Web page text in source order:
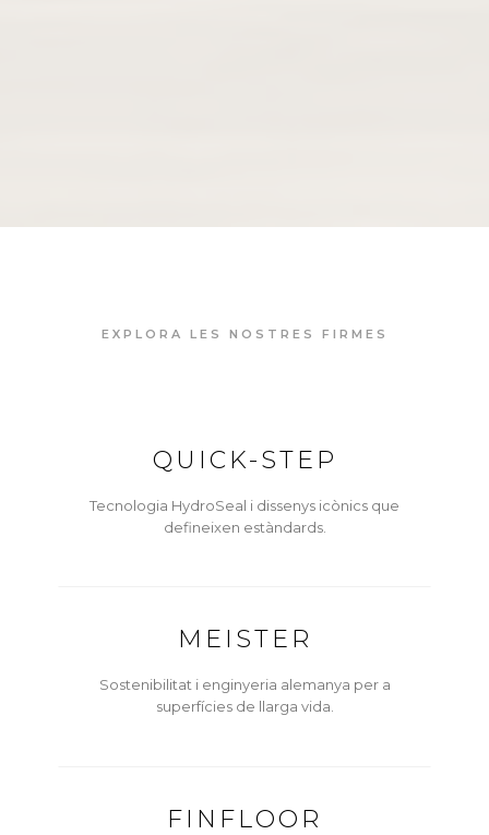
EXPLORA LES NOSTRES FIRMES
QUICK-STEP
Tecnologia HydroSeal i dissenys icònics que
defineixen estàndards.
MEISTER
Sostenibilitat i enginyeria alemanya per a
superfícies de llarga vida.
FINFLOOR